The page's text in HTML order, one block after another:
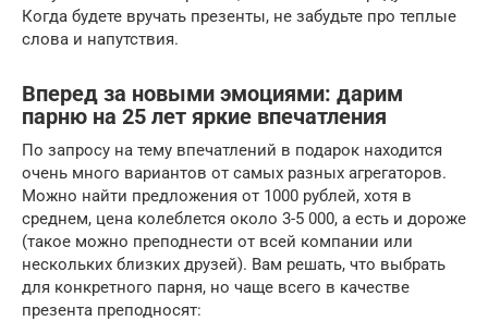
Когда будете вручать презенты, не забудьте про теплые
слова и напутствия.
Вперед за новыми эмоциями: дарим
парню на 25 лет яркие впечатления
По запросу на тему впечатлений в подарок находится
очень много вариантов от самых разных агрегаторов.
Можно найти предложения от 1000 рублей, хотя в
среднем, цена колеблется около 3-5 000, а есть и дороже
(такое можно преподнести от всей компании или
нескольких близких друзей). Вам решать, что выбрать
для конкретного парня, но чаще всего в качестве
презента преподносят: